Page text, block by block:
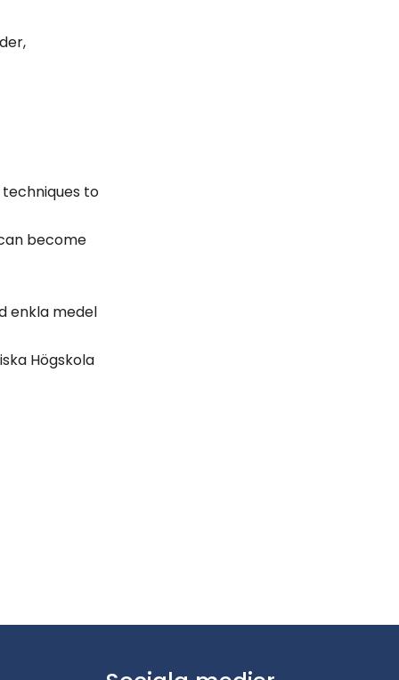
to
become
enkla medel
Högskola